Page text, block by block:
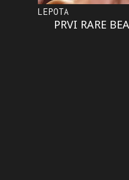
LEPOTA
PRVI RARE